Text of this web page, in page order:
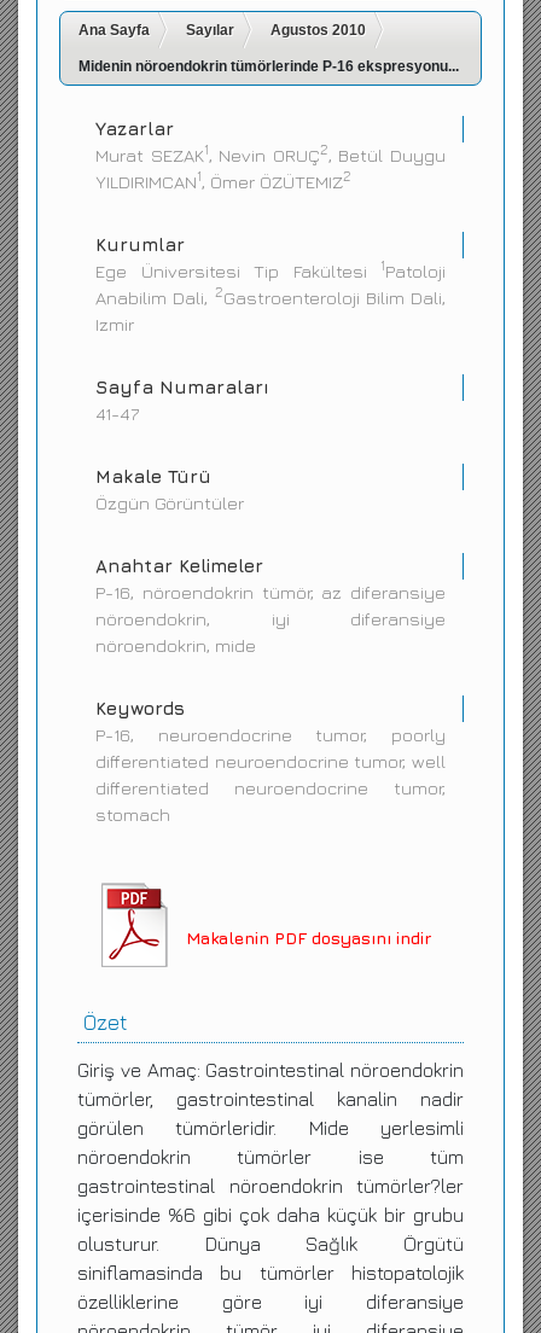
İletişim
Ana Sayfa Sayılar Agustos 2010
Midenin nöroendokrin tümörlerinde P-16 ekspresyonu...
Yazarlar
Murat SEZAK1, Nevin ORUÇ2, Betül Duygu
YILDIRIMCAN1, Ömer ÖZÜTEMIZ2
Kurumlar
Ege Üniversitesi Tip Fakültesi
1Patoloji
Anabilim Dali,
2Gastroenteroloji Bilim Dali,
Izmir
Sayfa Numaraları
41-47
Makale Türü
Özgün Görüntüler
Anahtar Kelimeler
P-16, nöroendokrin tümör, az diferansiye
nöroendokrin, iyi diferansiye
nöroendokrin, mide
Keywords
P-16, neuroendocrine tumor, poorly
differentiated neuroendocrine tumor, well
differentiated neuroendocrine tumor,
stomach
Makalenin PDF dosyasını indir
Özet
Giriş ve Amaç: Gastrointestinal nöroendokrin
tümörler, gastrointestinal kanalin nadir
görülen tümörleridir. Mide yerlesimli
nöroendokrin tümörler ise tüm
gastrointestinal nöroendokrin tümörler?ler
içerisinde %6 gibi çok daha küçük bir grubu
olusturur. Dünya Sağlık Örgütü
siniflamasinda bu tümörler histopatolojik
özelliklerine göre iyi diferansiye